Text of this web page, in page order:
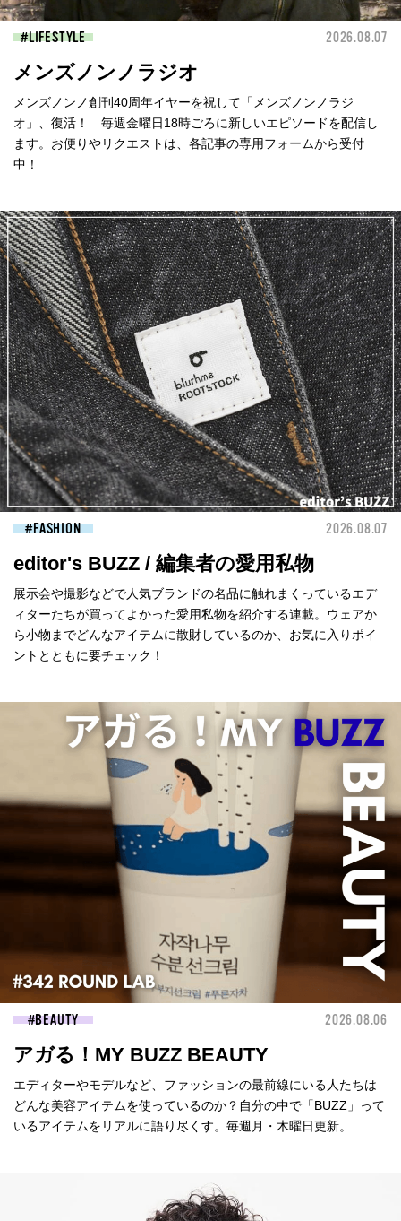
LIFESTYLE 2026.08.07
メンズノンノラジオ
メンズノンノ創刊40周年イヤーを祝して「メンズノンノラジ
オ」、復活！ 毎週金曜日18時ごろに新しいエピソードを配信し
ます。お便りやリクエストは、各記事の専用フォームから受付
中！
FASHION 2026.08.07
editor's BUZZ / 編集者の愛用私物
展示会や撮影などで人気ブランドの名品に触れまくっているエデ
ィターたちが買ってよかった愛用私物を紹介する連載。ウェアか
ら小物までどんなアイテムに散財しているのか、お気に入りポイ
ントとともに要チェック！
BEAUTY 2026.08.06
アガる！MY BUZZ BEAUTY
エディターやモデルなど、ファッションの最前線にいる人たちは
どんな美容アイテムを使っているのか？自分の中で「BUZZ」って
いるアイテムをリアルに語り尽くす。毎週月・木曜日更新。